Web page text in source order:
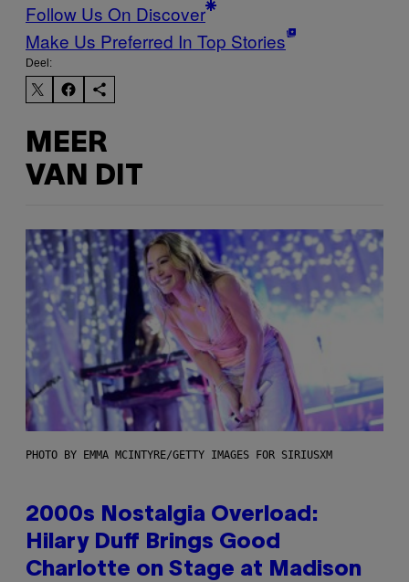
Follow Us On Discover
Make Us Preferred In Top Stories
Deel:
MEER
VAN DIT
PHOTO BY EMMA MCINTYRE/GETTY IMAGES FOR SIRIUSXM
2000s Nostalgia Overload:
Hilary Duff Brings Good
Charlotte on Stage at Madison